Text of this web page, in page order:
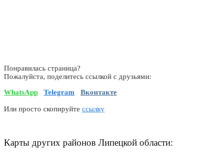
Понравилась страница?
Пожалуйста, поделитесь ссылкой с друзьями:
WhatsApp
Telegram Вконтакте
Или просто скопируйте ссылку
Карты других районов Липецкой области: